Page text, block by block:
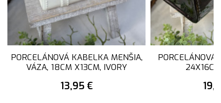
PORCELÁNOVÁ KABELKA MENŠIA,
VÁZA, 18CM X13CM, IVORY
13,95 €
PORCELÁNOVÁ